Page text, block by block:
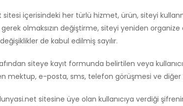
içerisindeki her türlü hizmet, ürün, siteyi
olmaksızın değiştirme, siteyi yeniden organize
de kabul edilmiş sayılır.
siteye kayıt formunda belirtilen veya
mektup, e-posta, sms, telefon görüşmesi ve diğer
sitesine üye olan kullanıcıya verdiği